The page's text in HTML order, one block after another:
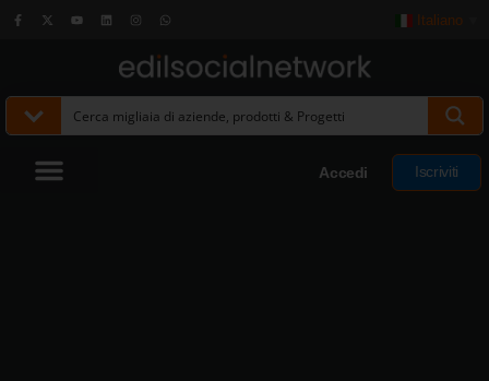
Italiano
Accedi Iscriviti